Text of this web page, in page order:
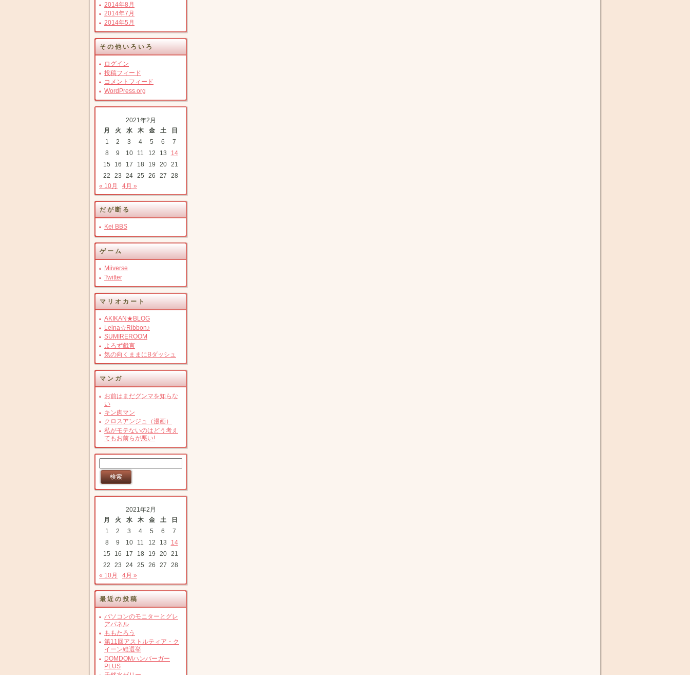
2014年8月
2014年7月
2014年5月
その他いろいろ
ログイン
投稿フィード
コメントフィード
WordPress.org
2021年2月
月
火 水 木 金 土
日
1
2 3 4 5 6
7
8
9 10 11 12 13
14
15
16 17 18 19 20
21
22
23 24 25 26 27
28
« 10月
4月 »
だが断る
Kei BBS
ゲーム
Miiverse
Twitter
マリオカート
AKIKAN★BLOG
Leina☆Ribbon♪
SUMIREROOM
よろず戯言
気の向くままにBダッシュ
マンガ
お前はまだグンマを知らな
い
キン肉マン
クロスアンジュ（漫画）
私がモテないのはどう考え
てもお前らが悪い!
2021年2月
月
火 水 木 金 土
日
1
2 3 4 5 6
7
8
9 10 11 12 13
14
15
16 17 18 19 20
21
22
23 24 25 26 27
28
« 10月
4月 »
最近の投稿
パソコンのモニターとグレ
アパネル
ももたろう
第11回アストルティア・ク
イーン総選挙
DOMDOMハンバーガー
PLUS